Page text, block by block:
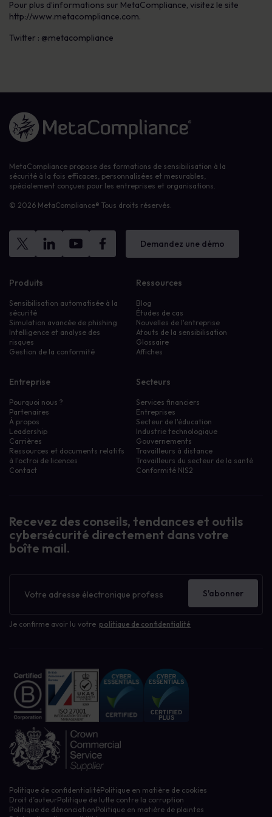
Pour plus d’informations sur MetaCompliance, visitez le site
http://www.metacompliance.com.
Twitter : @metacompliance
Lien vers la page d'accueil
MetaCompliance propose des formations de sensibilisation à la
sécurité à la fois efficaces, personnalisées et mesurables,
spécialement conçues pour les entreprises et organisations.
© 2026 MetaCompliance® Tous droits réservés.
Demandez une démo
Produits
Sensibilisation automatisée à la
sécurité
Simulation avancée de phishing
Intelligence et analyse des
risques
Gestion de la conformité
Ressources
Blog
Études de cas
Nouvelles de l'entreprise
Atouts de la sensibilisation
Glossaire
Affiches
Entreprise
Pourquoi nous ?
Partenaires
À propos
Leadership
Carrières
Ressources et documents relatifs
à l'octroi de licences
Contact
Secteurs
Services financiers
Entreprises
Secteur de l'éducation
Industrie technologique
Gouvernements
Travailleurs à distance
Travailleurs du secteur de la santé
Conformité NIS2
Recevez des conseils, tendances et outils
cybersécurité directement dans votre
boîte mail.
d'information
Je confirme avoir lu votre politique de confidentialité
S'abonner
Politique de confidentialitéPolitique en matière de cookies
Droit d’auteurPolitique de lutte contre la corruption
Politique de dénonciationPolitique en matière de plaintes